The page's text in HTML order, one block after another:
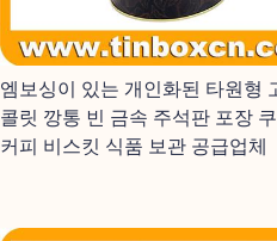
엠보싱이 있는 개인화된 타원형
콜릿 깡통 빈 금속 주석판 포장
커피 비스킷 식품 보관 공급업체